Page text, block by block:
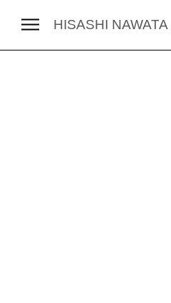
HISASHI NAWATA